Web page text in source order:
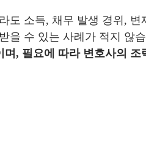
도 소득, 채무 발생 경위,
을 수 있는 사례가 적지 않
, 필요에 따라 변호사의